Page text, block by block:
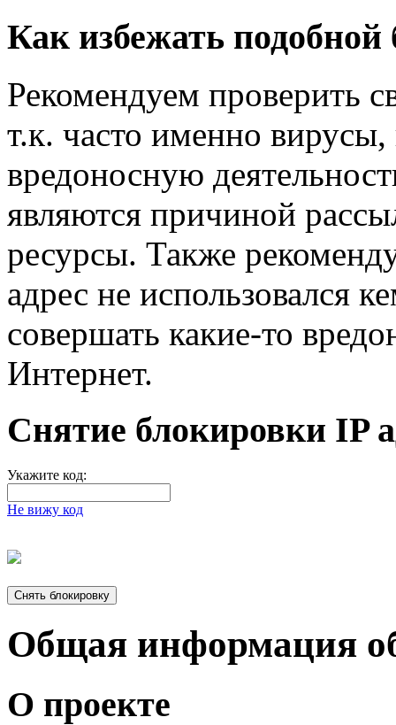
Как избежать подобной
Рекомендуем проверить
т.к. часто именно
вредоносную
являются причиной
ресурсы. Также
адрес не использовался
совершать какие-то
Интернет.
Снятие блокировки IP
Укажите код:
Не вижу код
Общая информация
О проекте